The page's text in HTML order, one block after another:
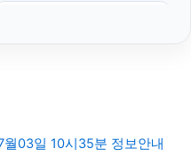
03일 10시35분 정보안내